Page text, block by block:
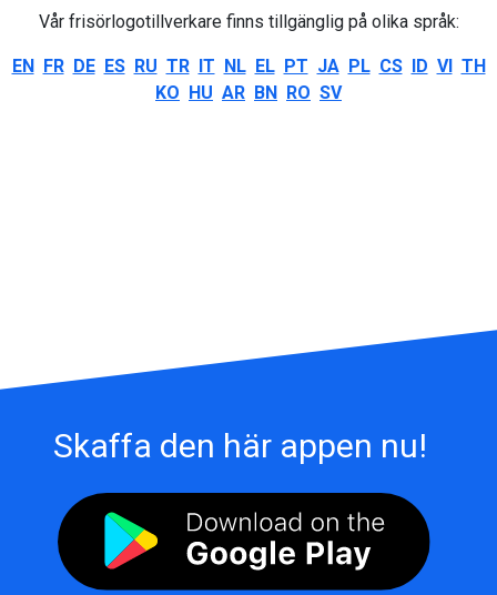
Vår frisörlogotillverkare finns tillgänglig på olika språk:
EN FR DE ES RU TR IT NL EL PT JA PL CS ID VI TH
KO HU AR BN RO SV
Skaffa den här appen nu!